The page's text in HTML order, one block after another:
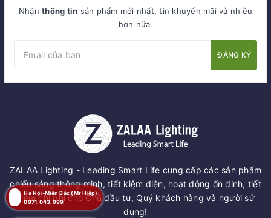
Nhậnthông tin sản phẩm mới nhất, tin khuyến mãi và nhiều
hơn nữa.
ĐĂNG KÝ
ZALAA Lighting - Leading Smart Life cung cấp các sản phẩm
chiếu sáng thông minh, tiết kiệm điện, hoạt động ổn định, tiết
kiệm chi phí cho Chủ đầu tư, Quý khách hàng và người sử
dụng!
Hà Nội-Miền Bắc (Mr Hiệp):
0971.043.999